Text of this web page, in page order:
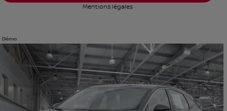
Mentions légales
Démo
Afficher 18 images en plus
VOIR PLUS